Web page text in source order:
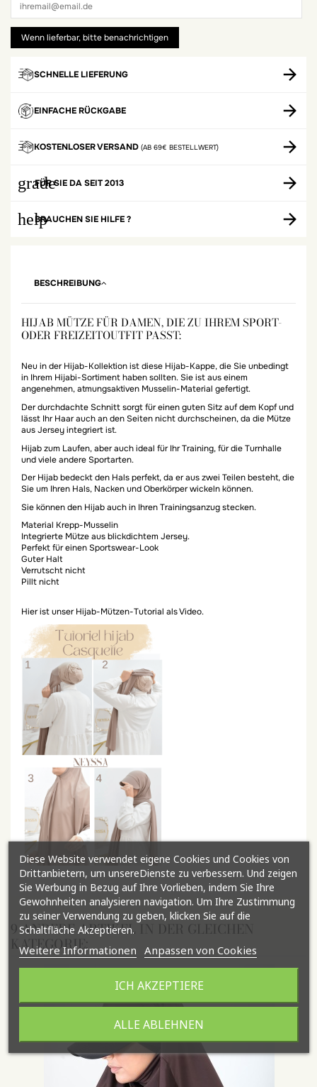
SCHNELLE LIEFERUNG
EINFACHE RÜCKGABE
KOSTENLOSER VERSAND (AB 69€ BESTELLWERT)
grade
FÜR SIE DA SEIT 2013
helpBRAUCHEN SIE HILFE ?
BESCHREIBUNG
HIJAB MÜTZE FÜR DAMEN, DIE ZU IHREM SPORT-
ODER FREIZEITOUTFIT PASST:
Neu in der Hijab-Kollektion ist diese Hijab-Kappe, die Sie unbedingt
in Ihrem Hijabi-Sortiment haben sollten. Sie ist aus einem
angenehmen, atmungsaktiven Musselin-Material gefertigt.
Der durchdachte Schnitt sorgt für einen guten Sitz auf dem Kopf und
lässt Ihr Haar auch an den Seiten nicht durchscheinen, da die Mütze
aus Jersey integriert ist.
Hijab zum Laufen, aber auch ideal für Ihr Training, für die Turnhalle
und viele andere Sportarten.
Der Hijab bedeckt den Hals perfekt, da er aus zwei Teilen besteht, die
Sie um Ihren Hals, Nacken und Oberkörper wickeln können.
Sie können den Hijab auch in Ihren Trainingsanzug stecken.
Material Krepp-Musselin
Integrierte Mütze aus blickdichtem Jersey.
Perfekt für einen Sportswear-Look
Guter Halt
Verrutscht nicht
Pillt nicht
Hier ist unser Hijab-Mützen-Tutorial als Video.
9 ANDERE ARTIKEL IN DER GLEICHEN
KATEGORIE:
Diese Website verwendet eigene Cookies und Cookies von
Drittanbietern, um unsereDienste zu verbessern. Und zeigen
Sie Werbung in Bezug auf Ihre Vorlieben, indem Sie Ihre
Gewohnheiten analysieren navigation. Um Ihre Zustimmung
zu seiner Verwendung zu geben, klicken Sie auf die
Schaltfläche Akzeptieren.
Weitere Informationen Anpassen von Cookies
ALLE ABLEHNEN
ICH AKZEPTIERE